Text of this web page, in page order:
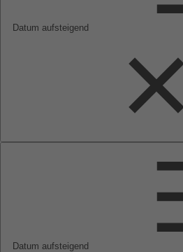
Datum aufsteigend
Datum aufsteigend